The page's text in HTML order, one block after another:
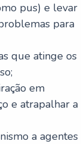
pus) e levar
para
que atinge os
em
e atrapalhar a
a agentes